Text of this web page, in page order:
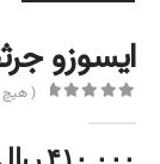
ایسوزو
( هیچ